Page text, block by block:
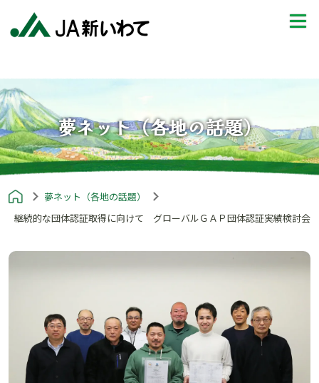
夢ネット（各地の話題）
夢ネット（各地の話題）
継続的な団体認証取得に向けて グローバルＧＡＰ団体認証実績検討会